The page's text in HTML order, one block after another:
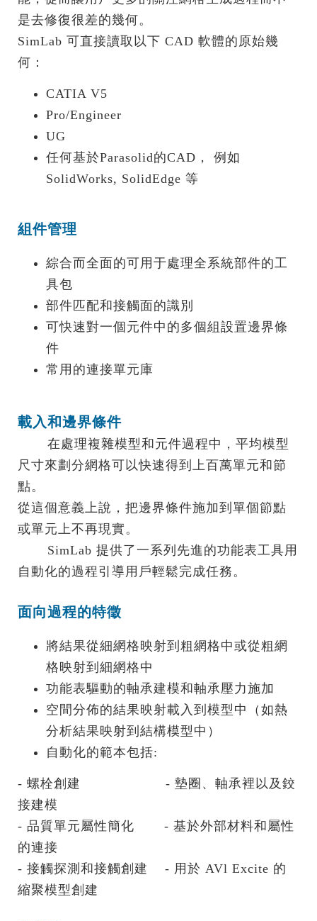
是去修復很差的幾何。
SimLab 可直接讀取以下 CAD 軟體的原始幾
何：
CATIA V5
Pro/Engineer
UG
任何基於Parasolid的CAD， 例如
SolidWorks, SolidEdge 等
組件管理
綜合而全面的可用于處理全系統部件的工
具包
部件匹配和接觸面的識別
可快速對一個元件中的多個組設置邊界條
件
常用的連接單元庫
載入和邊界條件
在處理複雜模型和元件過程中，平均模型
尺寸來劃分網格可以快速得到上百萬單元和節
點。
從這個意義上說，把邊界條件施加到單個節點
或單元上不再現實。
SimLab 提供了一系列先進的功能表工具用
自動化的過程引導用戶輕鬆完成任務。
面向過程的特徵
將結果從細網格映射到粗網格中或從粗網
格映射到細網格中
功能表驅動的軸承建模和軸承壓力施加
空間分佈的結果映射載入到模型中（如熱
分析結果映射到結構模型中）
自動化的範本包括:
‐ 螺栓創建 ‐ 墊圈、軸承裡以及鉸
接建模
‐ 品質單元屬性簡化 ‐ 基於外部材料和屬性
的連接
‐ 接觸探測和接觸創建 ‐ 用於 AVl Excite 的
縮聚模型創建